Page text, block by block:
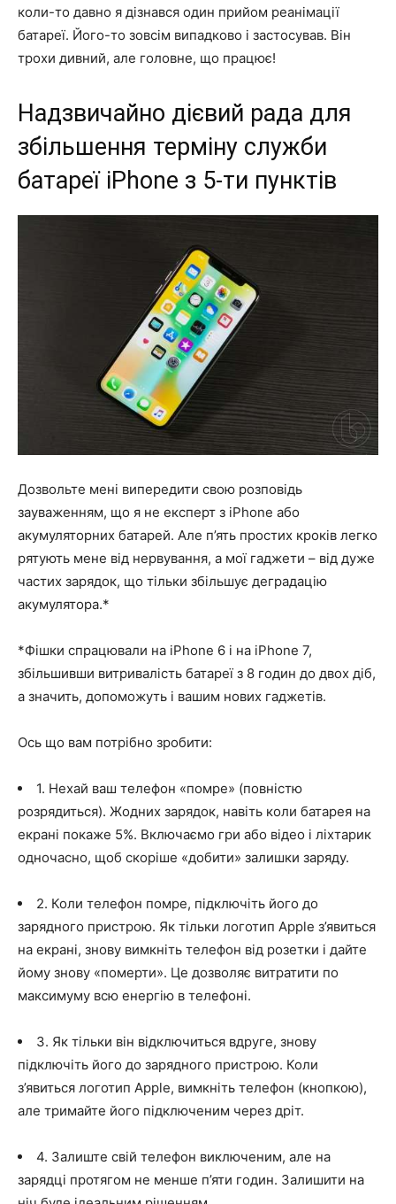
коли-то давно я дізнався один прийом реанімації
батареї. Його-то зовсім випадково і застосував. Він
трохи дивний, але головне, що працює!
Надзвичайно дієвий рада для
збільшення терміну служби
батареї iPhone з 5-ти пунктів
Дозвольте мені випередити свою розповідь
зауваженням, що я не експерт з iPhone або
акумуляторних батарей. Але п’ять простих кроків легко
рятують мене від нервування, а мої гаджети – від дуже
частих зарядок, що тільки збільшує деградацію
акумулятора.*
*Фішки спрацювали на iPhone 6 і на iPhone 7,
збільшивши витривалість батареї з 8 годин до двох діб,
а значить, допоможуть і вашим нових гаджетів.
Ось що вам потрібно зробити:
1. Нехай ваш телефон «помре» (повністю
розрядиться). Жодних зарядок, навіть коли батарея на
екрані покаже 5%. Включаємо гри або відео і ліхтарик
одночасно, щоб скоріше «добити» залишки заряду.
2. Коли телефон помре, підключіть його до
зарядного пристрою. Як тільки логотип Apple з’явиться
на екрані, знову вимкніть телефон від розетки і дайте
йому знову «померти». Це дозволяє витратити по
максимуму всю енергію в телефоні.
3. Як тільки він відключиться вдруге, знову
підключіть його до зарядного пристрою. Коли
з’явиться логотип Apple, вимкніть телефон (кнопкою),
але тримайте його підключеним через дріт.
4. Залиште свій телефон виключеним, але на
зарядці протягом не менше п’яти годин. Залишити на